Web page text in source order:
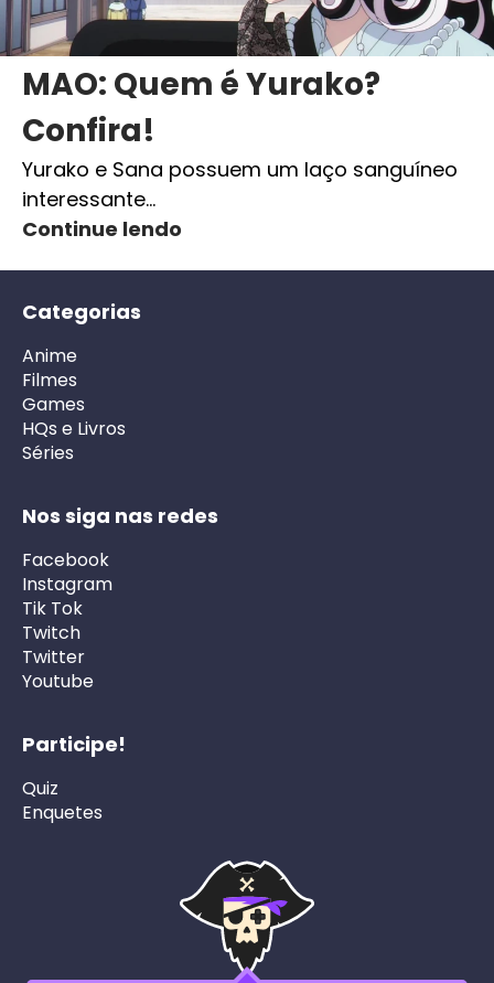
MAO: Quem é Yurako?
Confira!
Yurako e Sana possuem um laço sanguíneo
interessante…
Continue lendo
Categorias
Anime
Filmes
Games
HQs e Livros
Séries
Nos siga nas redes
Facebook
Instagram
Tik Tok
Twitch
Twitter
Youtube
Participe!
Quiz
Enquetes